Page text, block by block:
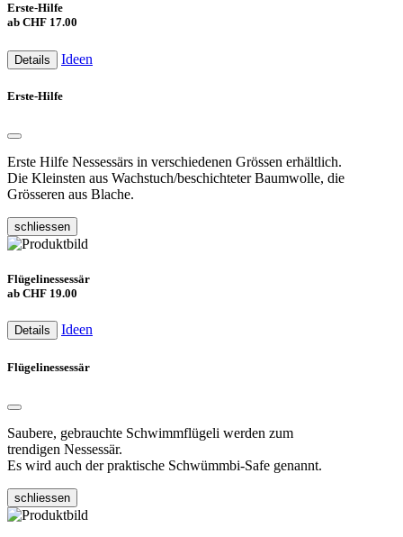
Erste-Hilfe
ab CHF 17.00
Details Ideen
Erste-Hilfe
Erste Hilfe Nessessärs in verschiedenen Grössen erhältlich.
Die Kleinsten aus Wachstuch/beschichteter Baumwolle, die
Grösseren aus Blache.
schliessen
Flügelinessessär
ab CHF 19.00
Details Ideen
Flügelinessessär
Saubere, gebrauchte Schwimmflügeli werden zum
trendigen Nessessär.
Es wird auch der praktische Schwümmbi-Safe genannt.
schliessen